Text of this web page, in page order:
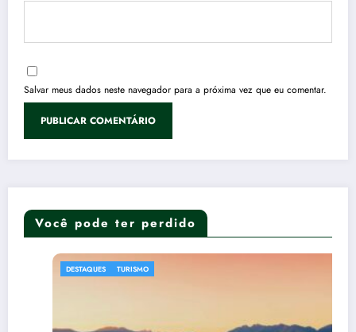
Salvar meus dados neste navegador para a próxima vez que eu comentar.
Você pode ter perdido
DESTAQUES TURISMO